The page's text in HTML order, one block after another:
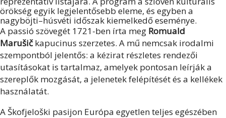
örökség egyik legjelentősebb eleme, és egyben a
nagyböjti–húsvéti időszak kiemelkedő eseménye.
A passió szövegét 1721-ben írta meg Romuald
Marušičkapucinus szerzetes. A mű nemcsak irodalmi
szempontból jelentős: a kézirat részletes rendezői
utasításokat is tartalmaz, amelyek pontosan leírják a
szereplők mozgását, a jelenetek felépítését és a kellékek
használatát.
A Škofjeloški pasijon Európa egyetlen teljes egészében